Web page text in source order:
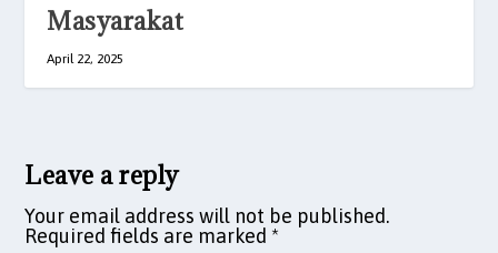
Masyarakat
April 22, 2025
Leave a reply
Your email address will not be published.
Required fields are marked *